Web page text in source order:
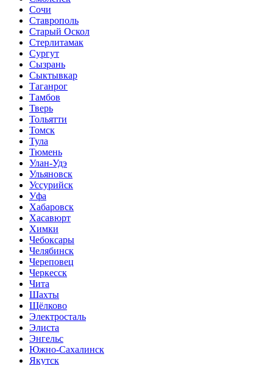
Сочи
Ставрополь
Старый Оскол
Стерлитамак
Сургут
Сызрань
Сыктывкар
Таганрог
Тамбов
Тверь
Тольятти
Томск
Тула
Тюмень
Улан-Удэ
Ульяновск
Уссурийск
Уфа
Хабаровск
Хасавюрт
Химки
Чебоксары
Челябинск
Череповец
Черкесск
Чита
Шахты
Щёлково
Электросталь
Элиста
Энгельс
Южно-Сахалинск
Якутск